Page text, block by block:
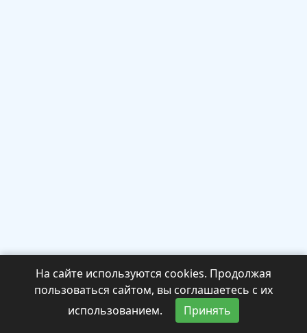
На сайте используются cookies. Продолжая
пользоваться сайтом, вы соглашаетесь с их
использованием.
Принять